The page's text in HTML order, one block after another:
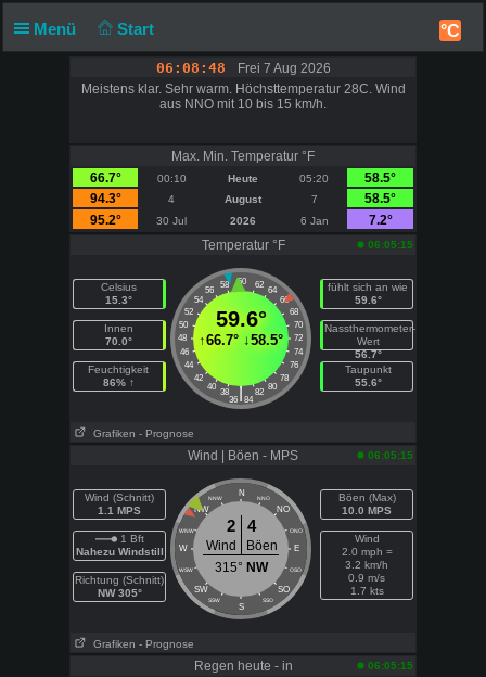
Menü Start °C
06:08:48
Frei 7 Aug 2026
Meistens klar. Sehr warm. Höchsttemperatur 28C. Wind
aus NNO mit 10 bis 15 km/h.
Max. Min. Temperatur °F
66.7°
00:10 Heute 05:20
58.5°
94.3°
4 August 7
58.5°
95.2°
30 Jul 2026 6 Jan
7.2°
Temperatur °F
06:05:15
Celsius
15.3°
Innen
70.0°
Feuchtigkeit
86% ↑
60
58 62
56
64
54
66
52
68
50
70
48
72
46
74
44
76
42
78
40
80
38 82
|
36 84
59.6°
↑66.7° ↓58.5°
fühlt sich an wie
59.6°
Nassthermometer-
Wert
56.7°
Taupunkt
55.6°
Grafiken - Prognose
Wind | Böen - MPS 06:05:15
Wind (Schnitt)
1.1 MPS
1 Bft
Nahezu Windstill
Richtung (Schnitt)
NW 305°
N
NNW NNO
NW NO
WNW ONO
W E
WSW OSO
SW SO
SSW SSO
S
2 4
Wind
Böen
315° NW
Böen (Max)
10.0 MPS
Wind
2.0 mph =
3.2 km/h
0.9 m/s
1.7 kts
Grafiken - Prognose
Regen heute - in 06:05:15